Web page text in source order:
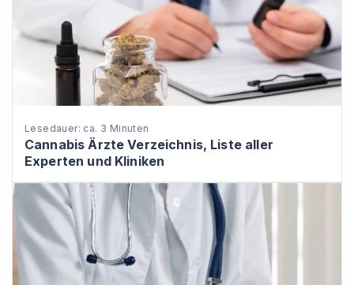
Lesedauer: ca. 3 Minuten
Cannabis Ärzte Verzeichnis, Liste aller
Experten und Kliniken